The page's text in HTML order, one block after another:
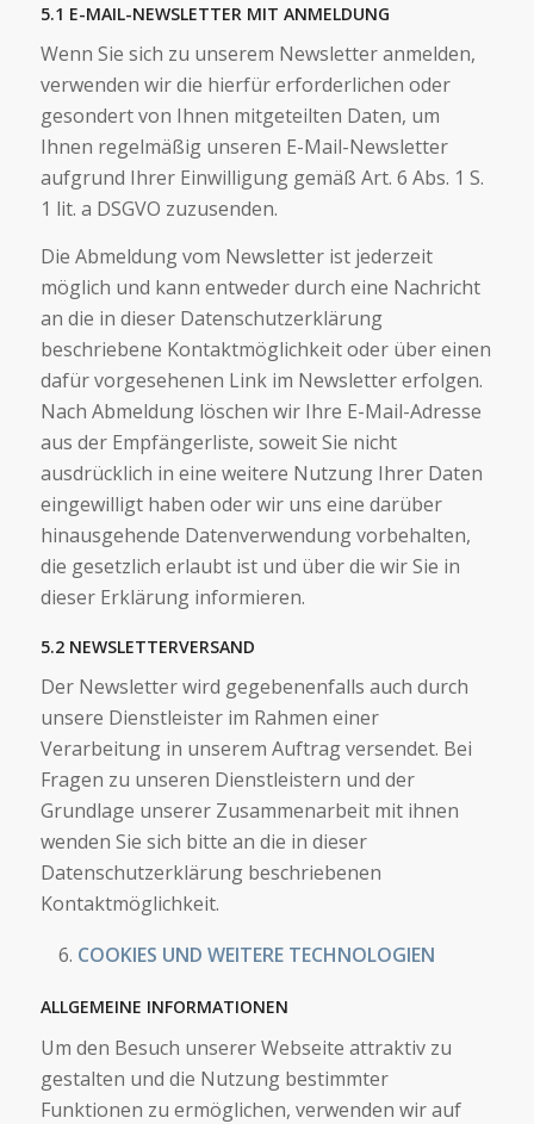
5.1 E-MAIL-NEWSLETTER MIT ANMELDUNG
Wenn Sie sich zu unserem Newsletter anmelden,
verwenden wir die hierfür erforderlichen oder
gesondert von Ihnen mitgeteilten Daten, um
Ihnen regelmäßig unseren E-Mail-Newsletter
aufgrund Ihrer Einwilligung gemäß Art. 6 Abs. 1 S.
1 lit. a DSGVO zuzusenden.
Die Abmeldung vom Newsletter ist jederzeit
möglich und kann entweder durch eine Nachricht
an die in dieser Datenschutzerklärung
beschriebene Kontaktmöglichkeit oder über einen
dafür vorgesehenen Link im Newsletter erfolgen.
Nach Abmeldung löschen wir Ihre E-Mail-Adresse
aus der Empfängerliste, soweit Sie nicht
ausdrücklich in eine weitere Nutzung Ihrer Daten
eingewilligt haben oder wir uns eine darüber
hinausgehende Datenverwendung vorbehalten,
die gesetzlich erlaubt ist und über die wir Sie in
dieser Erklärung informieren.
5.2 NEWSLETTERVERSAND
Der Newsletter wird gegebenenfalls auch durch
unsere Dienstleister im Rahmen einer
Verarbeitung in unserem Auftrag versendet. Bei
Fragen zu unseren Dienstleistern und der
Grundlage unserer Zusammenarbeit mit ihnen
wenden Sie sich bitte an die in dieser
Datenschutzerklärung beschriebenen
Kontaktmöglichkeit.
COOKIES UND WEITERE TECHNOLOGIEN
ALLGEMEINE INFORMATIONEN
Um den Besuch unserer Webseite attraktiv zu
gestalten und die Nutzung bestimmter
Funktionen zu ermöglichen, verwenden wir auf